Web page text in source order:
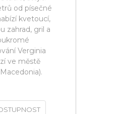
od písečné
kvetoucí,
zahrad, gril a
Verginia
ve městě